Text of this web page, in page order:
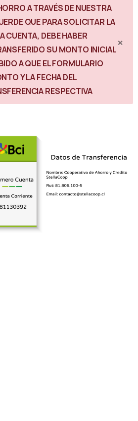
A TRAVÉS DE NUESTRA
QUE PARA SOLICITAR LA
CUENTA, DEBE HABER
SU MONTO INICIAL
A QUE EL FORMULARIO
Y LA FECHA DEL
RESPECTIVA
×